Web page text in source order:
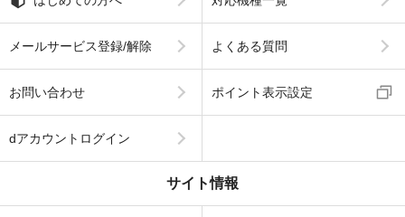
メールサービス登録/解除 よくある質問
お問い合わせ ポイント表示設定
dアカウントログイン
サイト情報